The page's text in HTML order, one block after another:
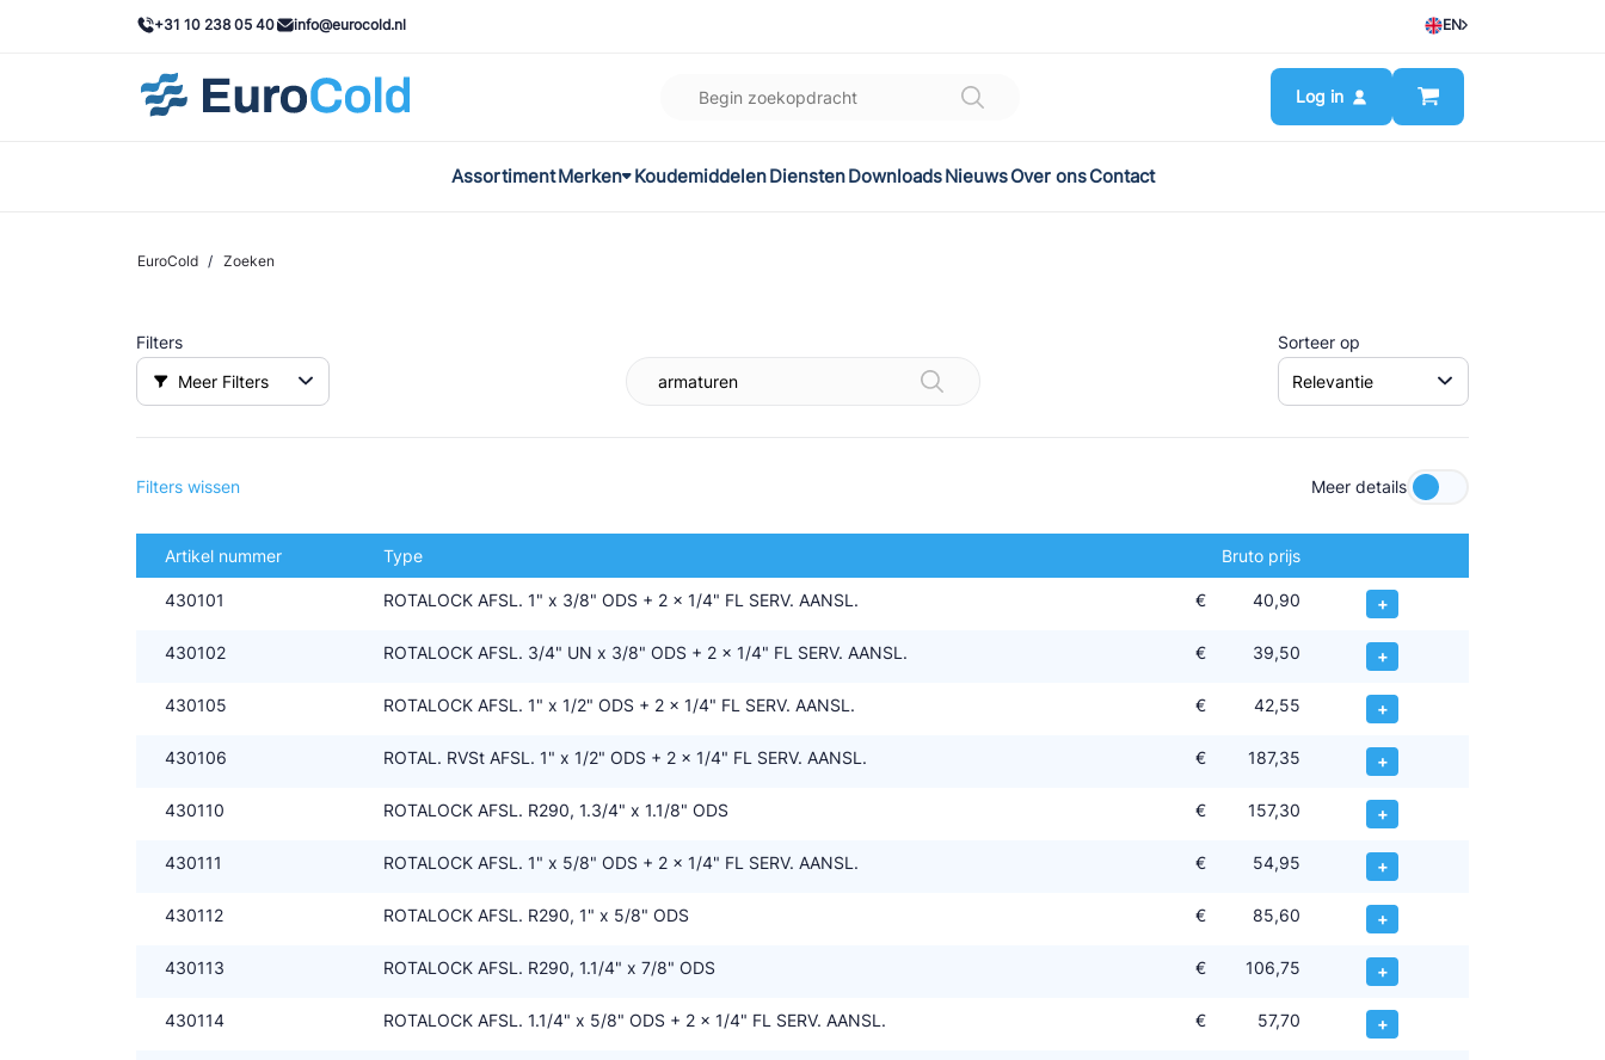
+31 10 238 05 40 info@eurocold.nl EN
Log in
AssortimentMerken
Johnson Controls
Doucette Industries
TEKLAB
KoudemiddelenDienstenDownloadsNieuwsOver onsContact
EuroCold / Zoeken
Filters
Meer Filters
Sorteer op
Filters wissen Meer details
Artikel nummer Type Bruto prijs
430101 ROTALOCK AFSL. 1" x 3/8" ODS + 2 x 1/4" FL SERV. AANSL. € 40,90 +
430102 ROTALOCK AFSL. 3/4" UN x 3/8" ODS + 2 x 1/4" FL SERV. AANSL. € 39,50 +
430105 ROTALOCK AFSL. 1" x 1/2" ODS + 2 x 1/4" FL SERV. AANSL. € 42,55 +
430106 ROTAL. RVSt AFSL. 1" x 1/2" ODS + 2 x 1/4" FL SERV. AANSL. € 187,35 +
430110 ROTALOCK AFSL. R290, 1.3/4" x 1.1/8" ODS € 157,30 +
430111 ROTALOCK AFSL. 1" x 5/8" ODS + 2 x 1/4" FL SERV. AANSL. € 54,95 +
430112 ROTALOCK AFSL. R290, 1" x 5/8" ODS € 85,60 +
430113 ROTALOCK AFSL. R290, 1.1/4" x 7/8" ODS € 106,75 +
430114 ROTALOCK AFSL. 1.1/4" x 5/8" ODS + 2 x 1/4" FL SERV. AANSL. € 57,70 +